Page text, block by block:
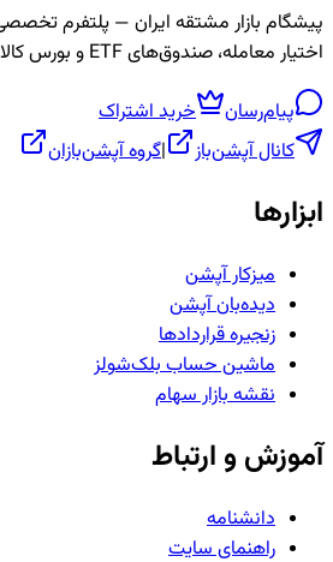
پیشگام بازار مشتقه ایران — پلتفرم
اختیار معامله، صندوق‌های ETF و بورس کالا.
پیام‌رسان
خرید اشتراک
کانال آپشن‌باز
|گروه آپشن‌بازان
ابزارها
میزکار آپشن
دیده‌بان آپشن
زنجیره قراردادها
ماشین حساب بلک‌شولز
نقشه بازار سهام
آموزش و ارتباط
دانشنامه
راهنمای سایت